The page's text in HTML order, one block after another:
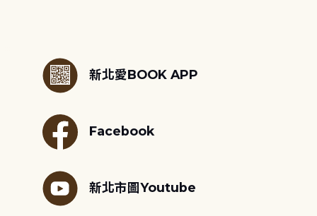
新北愛BOOK APP
Facebook
新北市圖Youtube